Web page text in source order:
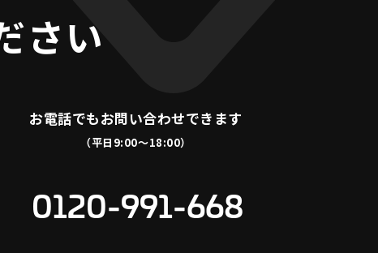
さい
お電話でもお問い合わせできます
（平日9:00〜18:00）
0120-991-668